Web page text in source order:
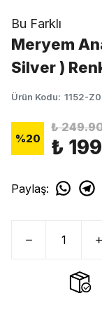
Bu Farklı
Meryem
Silver )
Ürün Kodu: 1152-Z0
%20
₺
₺
Paylaş: